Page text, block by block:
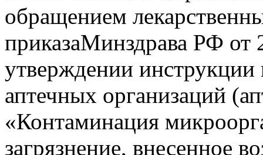
обращением
приказаМинздрава РФ
утверждении
аптечных организаций
«Контаминация
загрязнение, внесенное